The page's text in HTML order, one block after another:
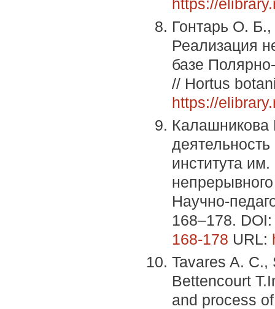
Гонтарь О.
Реализация
базе
// Hortus
https://
Калашникова
института
Научно-
168–178.
168-178 URL:
Tavares A.
Bettencourt
and process